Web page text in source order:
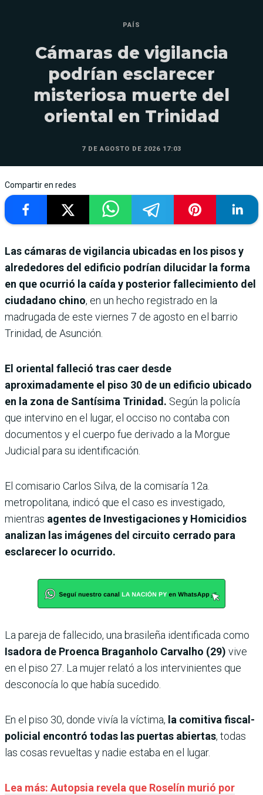
PAÍS
Cámaras de vigilancia
podrían esclarecer
misteriosa muerte del
oriental en Trinidad
7 DE AGOSTO DE 2026 17:03
Compartir en redes
Las cámaras de vigilancia ubicadas en los pisos y
alrededores del edificio podrían dilucidar la forma
en que ocurrió la caída y posterior fallecimiento del
ciudadano chino, en un hecho registrado en la
madrugada de este viernes 7 de agosto en el barrio
Trinidad, de Asunción.
El oriental falleció tras caer desde
aproximadamente el piso 30 de un edificio ubicado
en la zona de Santísima Trinidad. Según la policía
que intervino en el lugar, el occiso no contaba con
documentos y el cuerpo fue derivado a la Morgue
Judicial para su identificación.
El comisario Carlos Silva, de la comisaría 12a.
metropolitana, indicó que el caso es investigado,
mientras agentes de Investigaciones y Homicidios
analizan las imágenes del circuito cerrado para
esclarecer lo ocurrido.
La pareja de fallecido, una brasileña identificada como
Isadora de Proenca Braganholo Carvalho (29) vive
en el piso 27. La mujer relató a los intervinientes que
desconocía lo que había sucedido.
En el piso 30, donde vivía la víctima, la comitiva fiscal-
policial encontró todas las puertas abiertas, todas
las cosas revueltas y nadie estaba en el lugar.
Lea más: Autopsia revela que Roselín murió por